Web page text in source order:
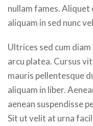
nullam fames.
aliquam in sed nunc
Ultrices sed cum
arcu platea. Cursus
mauris pellentesque
aliquam in liber.
aenean suspendisse
Sit ut velit at urna